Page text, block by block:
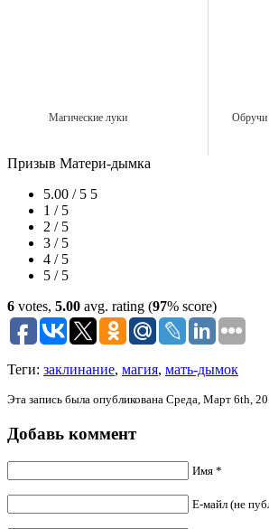
Магические луки Обручи
Призыв Матери-дымка
5.00 / 5 5
1 / 5
2 / 5
3 / 5
4 / 5
5 / 5
6 votes, 5.00 avg. rating (97% score)
Теги: заклинание, магия, мать-дымок
Эта запись была опубликована Среда, Март 6th,
Добавь коммент
Имя *
Е-майл (не